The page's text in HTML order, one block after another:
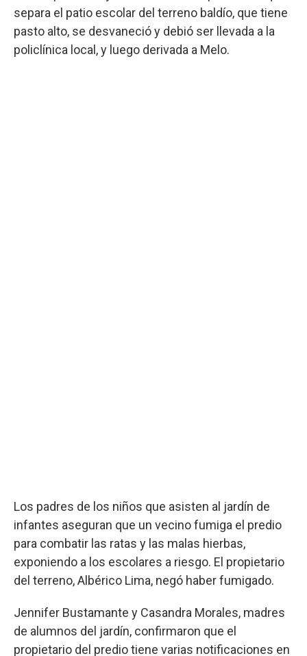
separa el patio escolar del terreno baldío, que tiene
pasto alto, se desvaneció y debió ser llevada a la
policlínica local, y luego derivada a Melo.
Los padres de los niños que asisten al jardín de
infantes aseguran que un vecino fumiga el predio
para combatir las ratas y las malas hierbas,
exponiendo a los escolares a riesgo. El propietario
del terreno, Albérico Lima, negó haber fumigado.
Jennifer Bustamante y Casandra Morales, madres
de alumnos del jardín, confirmaron que el
propietario del predio tiene varias notificaciones en